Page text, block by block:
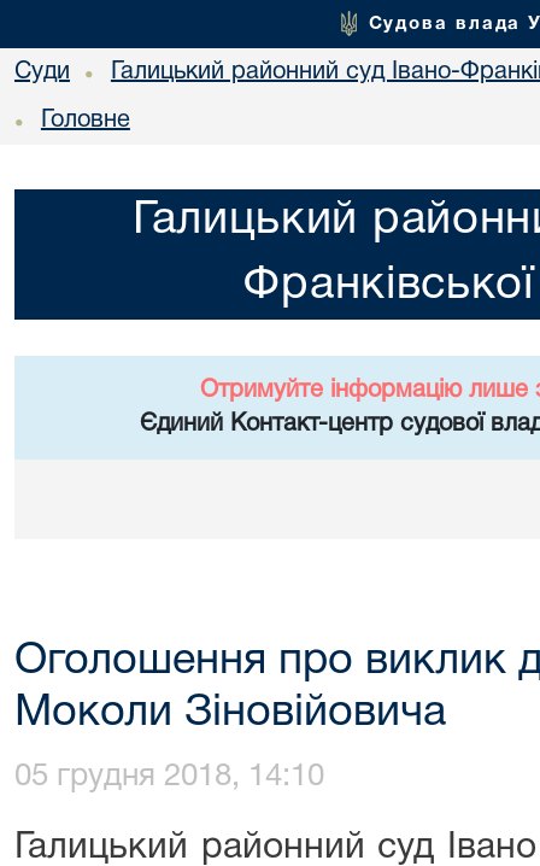
Судова влада
Суди • Галицький районний суд Івано-
• Головне
Галицький
Отримуйте інформацію лише
Єдиний Контакт-центр судової
Оголошення про виклик
Моколи Зіновійовича
05 грудня 2018, 14:10
Галицький районний суд